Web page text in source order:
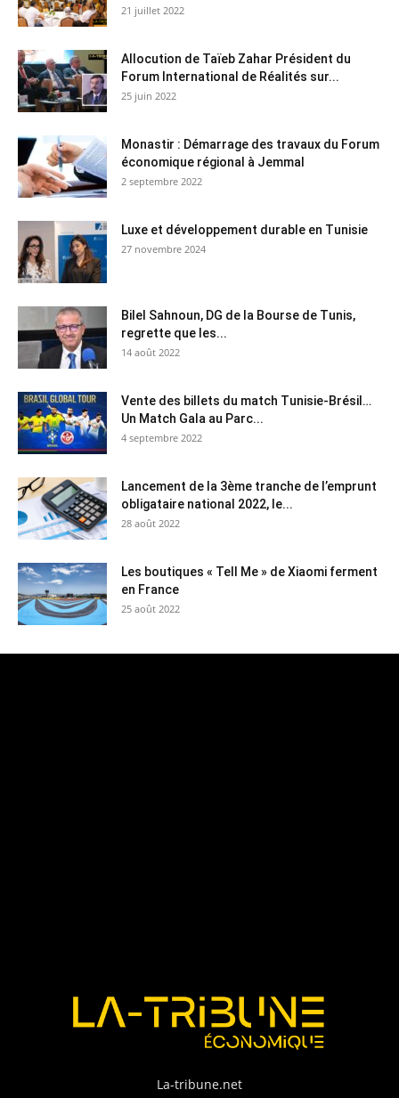
21 juillet 2022
Allocution de Taïeb Zahar Président du
Forum International de Réalités sur...
25 juin 2022
Monastir : Démarrage des travaux du Forum
économique régional à Jemmal
2 septembre 2022
Luxe et développement durable en Tunisie
27 novembre 2024
Bilel Sahnoun, DG de la Bourse de Tunis,
regrette que les...
14 août 2022
Vente des billets du match Tunisie-Brésil…
Un Match Gala au Parc...
4 septembre 2022
Lancement de la 3ème tranche de l’emprunt
obligataire national 2022, le...
28 août 2022
Les boutiques « Tell Me » de Xiaomi ferment
en France
25 août 2022
La-tribune.net